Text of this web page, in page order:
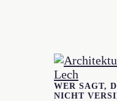
WER SAGT,
NICHT